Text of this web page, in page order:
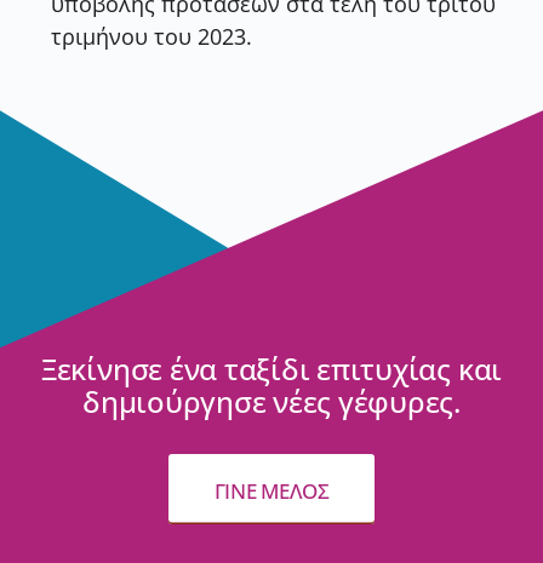
τριμήνου του 2023.
Ξεκίνησε ένα ταξίδι επιτυχίας και
δημιούργησε νέες γέφυρες.
ΓΙΝΕ ΜΕΛΟΣ